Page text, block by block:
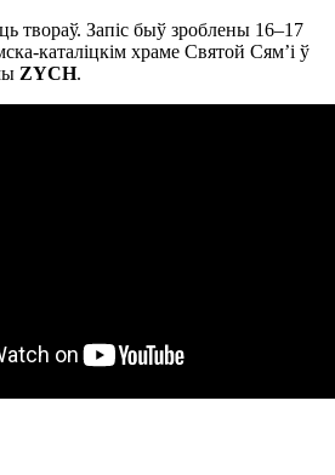
твораў. Запіс быў зроблены 16–17
каталіцкім храме Святой Сям’і ў
ZYCH.